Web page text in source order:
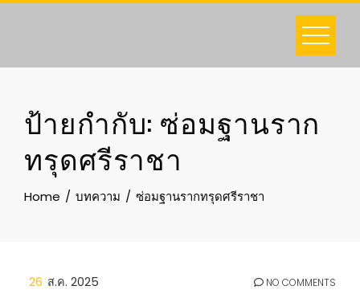
Skip
ป้ายกำกับ: ซ่อมฐานราก
ทรุดศรีราชา
Home บทความ ซ่อมฐานรากทรุดศรีราชา
26 ส.ค. 2025 NO COMMENTS